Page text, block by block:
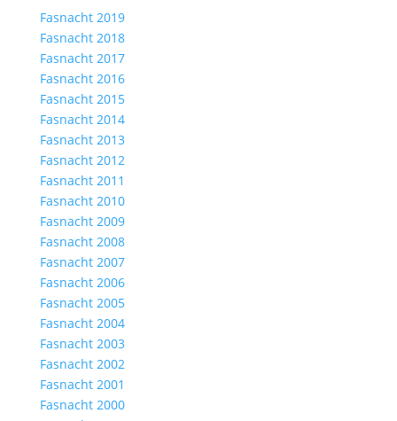
Fasnacht 2019
Fasnacht 2018
Fasnacht 2017
Fasnacht 2016
Fasnacht 2015
Fasnacht 2014
Fasnacht 2013
Fasnacht 2012
Fasnacht 2011
Fasnacht 2010
Fasnacht 2009
Fasnacht 2008
Fasnacht 2007
Fasnacht 2006
Fasnacht 2005
Fasnacht 2004
Fasnacht 2003
Fasnacht 2002
Fasnacht 2001
Fasnacht 2000